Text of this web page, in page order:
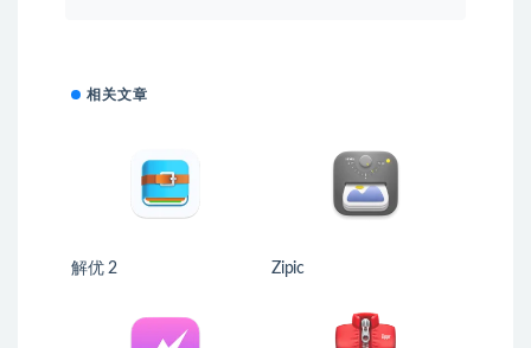
相关文章
解优 2 Zipic